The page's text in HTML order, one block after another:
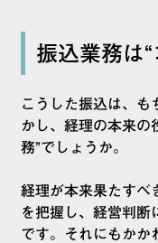
振込業務は
こうした振込は、も
かし、経理の本来の
務”でしょうか。
経理が本来果たすべ
を把握し、経営判断
です。それにもかか